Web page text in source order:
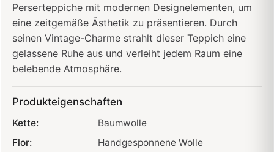
Perserteppiche mit modernen Designelementen, um
eine zeitgemäße Ästhetik zu präsentieren. Durch
seinen Vintage-Charme strahlt dieser Teppich eine
gelassene Ruhe aus und verleiht jedem Raum eine
belebende Atmosphäre.
Produkteigenschaften
Kette:
Baumwolle
Flor:
Handgesponnene Wolle